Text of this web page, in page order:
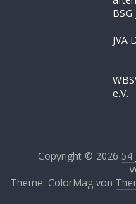
BSG
JVA
e.V.
Copyright © 2026 54
Theme: ColorMag von